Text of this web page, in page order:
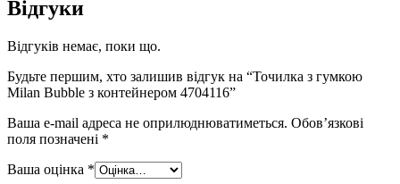
Відгуки
Відгуків немає, поки що.
Будьте першим, хто залишив відгук на “Точилка з гумкою
Milan Bubble з контейнером 4704116”
Ваша e-mail адреса не оприлюднюватиметься. Обов’язкові
поля позначені *
Ваша оцінка *